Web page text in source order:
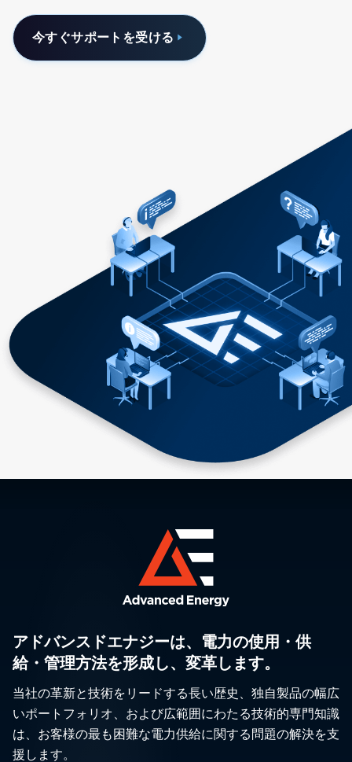
今すぐサポートを受ける
アドバンスドエナジーは、電力の使用・供
給・管理方法を形成し、変革します。
当社の革新と技術をリードする長い歴史、独自製品の幅広
いポートフォリオ、および広範囲にわたる技術的専門知識
は、お客様の最も困難な電力供給に関する問題の解決を支
援します。